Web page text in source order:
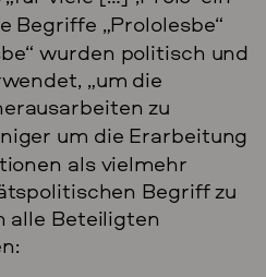
Begriffe „Prololesbe“
wurden politisch und
„um die
zu
um die Erarbeitung
als vielmehr
Begriff zu
alle Beteiligten